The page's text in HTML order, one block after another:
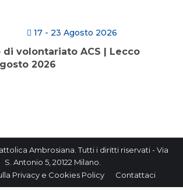
17 - 23 Agosto 2026
di volontariato ACS | Lecco
2026
Ambrosiana. Tutti i diritti riservati - Via
S. Antonio 5, 20122 Milano.
Privacy e Cookies Policy
Contattaci